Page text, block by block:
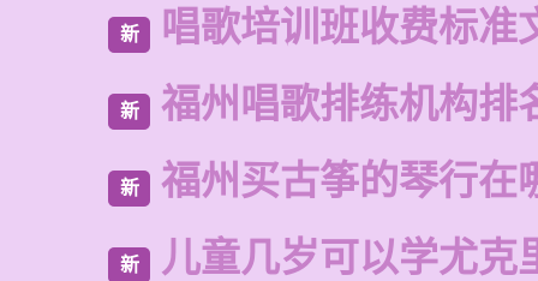
新 唱歌培训班收费标准
新 福州唱歌排练机构排
新 福州买古筝的琴行在
新 儿童几岁可以学尤克